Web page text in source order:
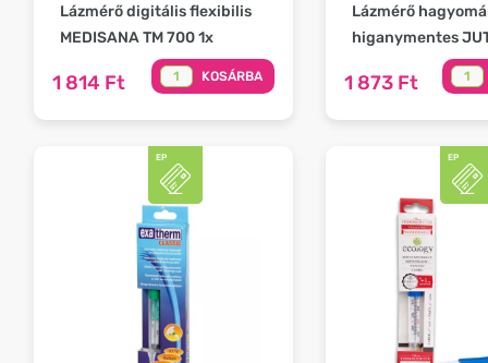
Lázmérő digitális flexibilis
MEDISANA TM 700 1x
1 814 Ft KOSÁRBA
Lázmérő
higanymentes
1 873 Ft